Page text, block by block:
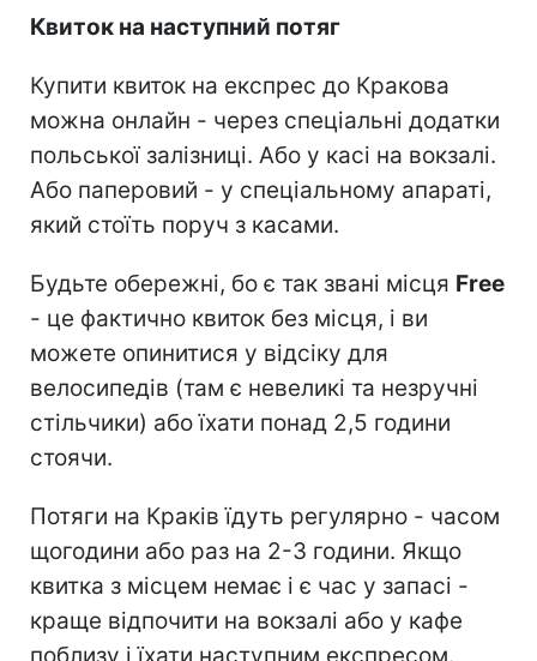
Квиток на наступний потяг
Купити квиток на експрес до Кракова
можна онлайн - через спеціальні додатки
польської залізниці. Або у касі на вокзалі.
Або паперовий - у спеціальному апараті,
який стоїть поруч з касами.
Будьте обережні, бо є так звані місця Free
- це фактично квиток без місця, і ви
можете опинитися у відсіку для
велосипедів (там є невеликі та незручні
стільчики) або їхати понад 2,5 години
стоячи.
Потяги на Краків їдуть регулярно - часом
щогодини або раз на 2-3 години. Якщо
квитка з місцем немає і є час у запасі -
краще відпочити на вокзалі або у кафе
поблизу і їхати наступним експресом.